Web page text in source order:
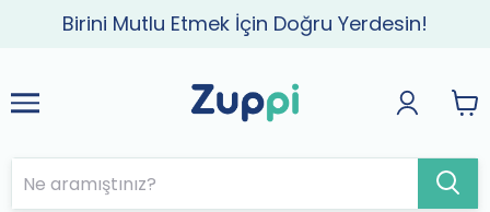
Birini Mutlu Etmek İçin Doğru Yerdesin!